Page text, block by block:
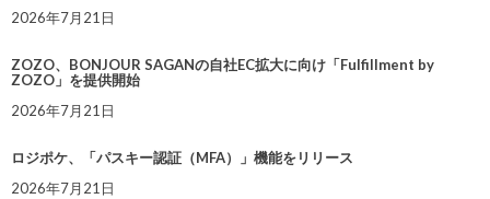
2026年7月21日
ZOZO、BONJOUR SAGANの自社EC拡大に向け「Fulfillment by
ZOZO」を提供開始
2026年7月21日
ロジポケ、「パスキー認証（MFA）」機能をリリース
2026年7月21日